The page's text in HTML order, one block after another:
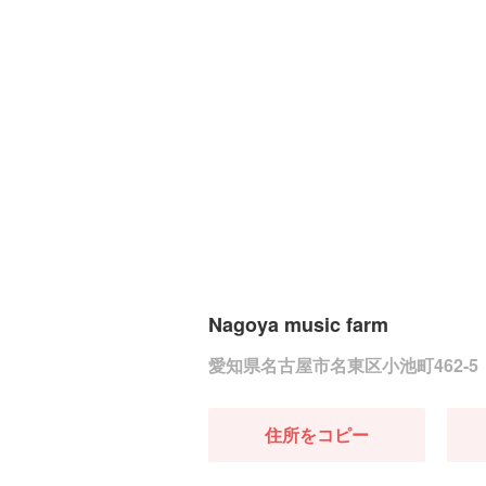
Nagoya music farm
愛知県名古屋市名東区小池町462-5
住所をコピー